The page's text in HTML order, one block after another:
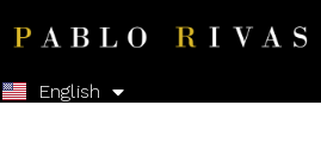
English
Español